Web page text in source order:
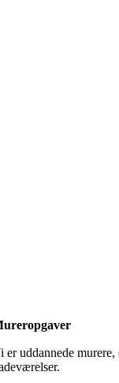
er uddannede